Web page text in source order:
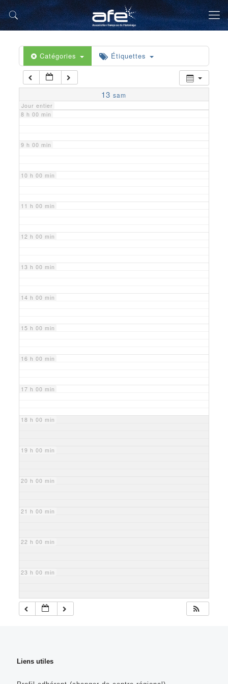
Catégories Étiquettes
13 sam
Jour entier
5 h 00 min
6 h 00 min
7 h 00 min
8 h 00 min
9 h 00 min
10 h 00 min
11 h 00 min
12 h 00 min
13 h 00 min
14 h 00 min
15 h 00 min
16 h 00 min
17 h 00 min
18 h 00 min
19 h 00 min
20 h 00 min
21 h 00 min
22 h 00 min
23 h 00 min
Liens utiles